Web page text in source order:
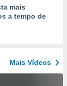
mais
a tempo de
Mais Vídeos